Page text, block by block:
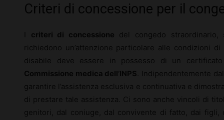
Criteri di concessione per il
criteri di concessione del congedo straordinario,
richiedono un’attenzione particolare alle condizioni
disabile deve essere in possesso di un
Commissione medica dell’INPS . Indipendentemente
garantire l’assistenza esclusiva e continuativa e
di prestare tale assistenza. Ci sono anche vincoli di
genitori, dal coniuge, dal convivente di fatto, dai